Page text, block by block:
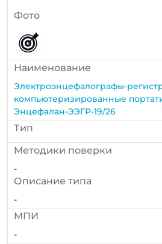
Фото
Наименование
Электроэнцефалографы-
компьютеризированные
Энцефалан-ЭЭГР-19/26
Тип
Методики поверки
-
Описание типа
-
МПИ
-